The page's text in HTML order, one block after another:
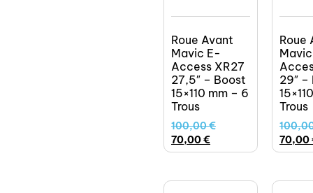
Roue Avant
Mavic E-
Access XR27
27,5″ – Boost
15×110 mm – 6
Trous
100,00€
70,00€
Roue
29″ –
Trous
70,00